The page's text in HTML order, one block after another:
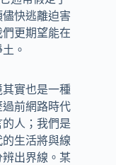
快逃離迫害
更期望能在
。
實也是一種
前網路時代
人；我們是
生活將與線
辨出界線。某